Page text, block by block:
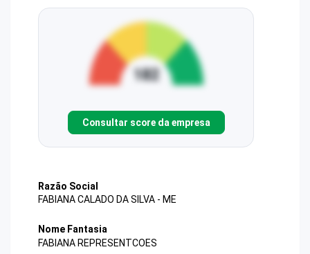
Consultar score da empresa
Razão Social
FABIANA CALADO DA SILVA - ME
Nome Fantasia
FABIANA REPRESENTCOES